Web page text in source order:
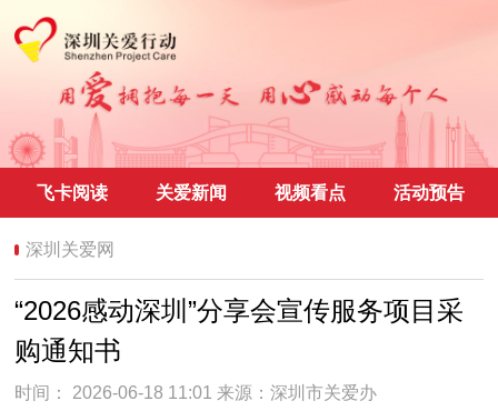
飞卡阅读 关爱新闻 视频看点 活动预告
深圳关爱网
“2026感动深圳”分享会宣传服务项目采
购通知书
时间： 2026-06-18 11:01 来源：深圳市关爱办